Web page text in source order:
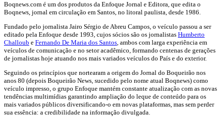
Boqnews.com é um dos produtos da Enfoque Jornal e Editora, que edita o
Boqnews, jornal em circulação em Santos, no litoral paulista, desde 1986.
Fundado pelo jornalista Jairo Sérgio de Abreu Campos, o veículo passou a ser
editado pela Enfoque desde 1993, cujos sócios são os jornalistas Humberto
Challoub e Fernando De Maria dos Santos, ambos com larga experiência em
veículos de comunicação e no setor acadêmico, formando centenas de gerações
de jornalistas hoje atuando nos mais variados veículos do País e do exterior.
Seguindo os princípios que nortearam a origem do Jornal do Boqueirão nos
anos 80 (depois Boqueirão News, sucedido pelo nome atual Boqnews) como
veículo impresso, o grupo Enfoque mantém constante atualização com as novas
tendências multimídias garantindo ampliação do leque de conteúdo para os
mais variados públicos diversificando-o em novas plataformas, mas sem perder
sua essência: a credibilidade na informação divulgada.